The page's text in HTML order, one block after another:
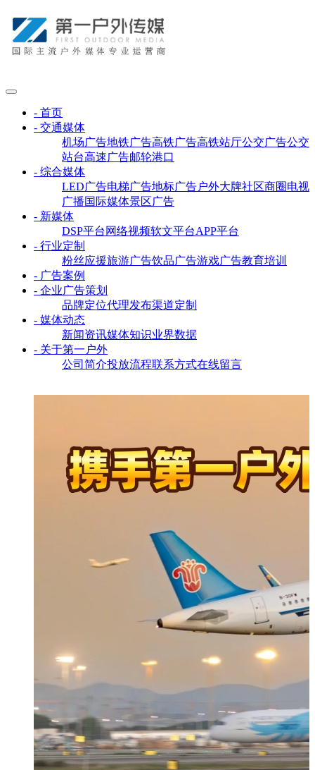
- 首页
- 交通媒体
机场广告地铁广告高铁广告高铁站厅公交广告公交
站台高速广告邮轮港口
- 综合媒体
LED广告电梯广告地标广告户外大牌社区商圈电视
广播国际媒体景区广告
- 新媒体
DSP平台 网络视频软文平台APP平台
- 行业定制
粉丝应援旅游广告饮品广告游戏广告教育培训
- 广告案例
- 企业广告策划
品牌定位代理发布渠道定制
- 媒体动态
新闻资讯媒体知识业界数据
- 关于第一户外
公司简介投放流程联系方式在线留言